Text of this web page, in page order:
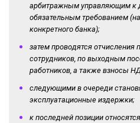
арбитражным управляющим к
обязательным требованием
конкретного банка);
затем проводятся отчисления
сотрудников, по выходным
работников, а также взносы
следующими в очереди
эксплуатационные издержки;
к последней позиции